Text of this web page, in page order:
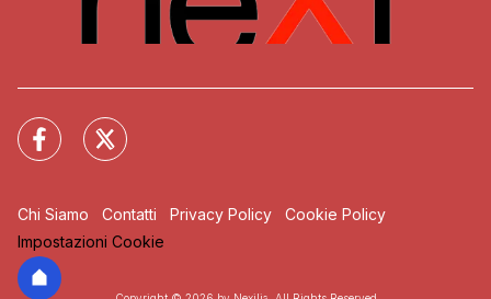
Chi Siamo Contatti Privacy Policy
Cookie Policy
Impostazioni Cookie